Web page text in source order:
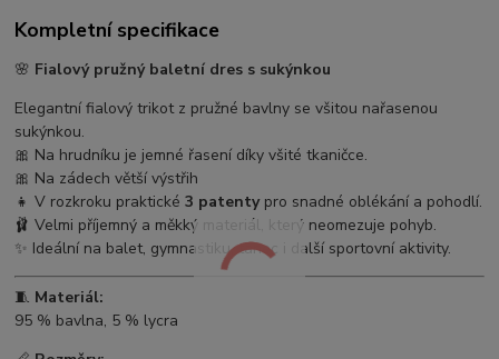
Kompletní specifikace
🌸 Fialový pružný baletní dres s sukýnkou
Elegantní fialový trikot z pružné bavlny se všitou nařasenou
sukýnkou.
🎀 Na hrudníku je jemné řasení díky všité tkaničce.
🎀 Na zádech větší výstřih
👧 V rozkroku praktické3 patentypro snadné oblékání a pohodlí.
🩰 Velmi příjemný a měkký materiál, který neomezuje pohyb.
✨ Ideální na balet, gymnastiku, tanec i další sportovní aktivity.
🧵 Materiál:
95 % bavlna, 5 % lycra